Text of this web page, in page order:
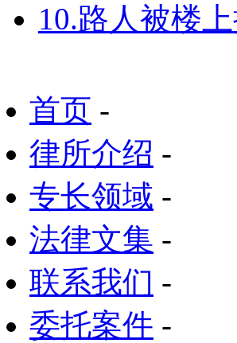
10.路人被楼
首页 -
律所介绍 -
专长领域 -
法律文集 -
联系我们 -
委托案件 -